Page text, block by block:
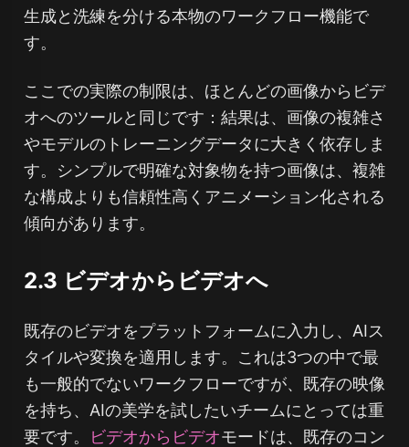
生成と洗練を分ける本物のワークフロー機能で
す。
ここでの実際の制限は、ほとんどの画像からビデ
オへのツールと同じです：結果は、画像の複雑さ
やモデルのトレーニングデータに大きく依存しま
す。シンプルで明確な対象物を持つ画像は、複雑
な構成よりも信頼性高くアニメーション化される
傾向があります。
2.3 ビデオからビデオへ
既存のビデオをプラットフォームに入力し、AIス
タイルや変換を適用します。これは3つの中で最
も一般的でないワークフローですが、既存の映像
を持ち、AIの美学を試したいチームにとっては重
要です。
ビデオからビデオモードは、既存のコン